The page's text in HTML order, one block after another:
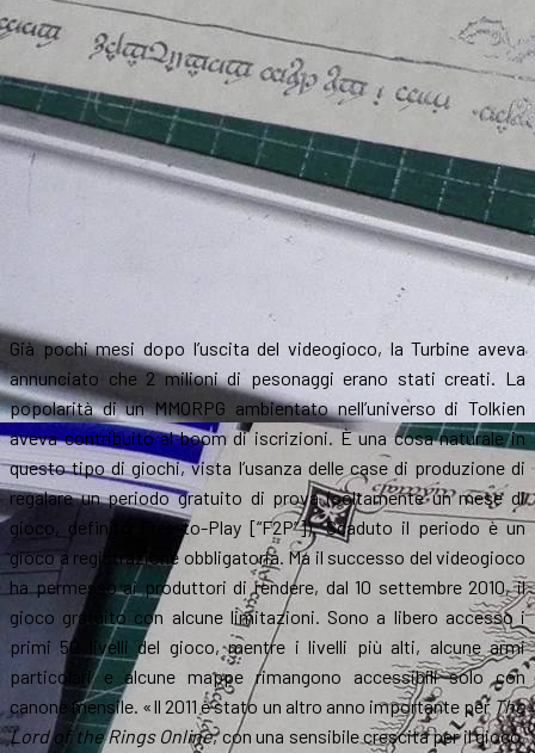
Già pochi mesi dopo l’uscita del videogioco, la Turbine aveva
annunciato che 2 milioni di pesonaggi erano stati creati. La
popolarità di un MMORPG ambientato nell’universo di Tolkien
aveva contribuito al boom di iscrizioni. È una cosa naturale in
questo tipo di giochi, vista l’usanza delle case di produzione di
regalare un periodo gratuito di prova (soltamente un mese di
gioco, definito Free-to-Play [“F2P”]). Scaduto il periodo è un
gioco a registrazione obbligatoria. Ma il successo del videogioco
ha permesso ai produttori di rendere, dal 10 settembre 2010, il
gioco gratuito con alcune limitazioni. Sono a libero accesso i
primi 50 livelli del gioco, mentre i livelli più alti, alcune armi
particolari e alcune mappe rimangono accessibili solo con
canone mensile. «Il 2011 è stato un altro anno importante perThe
Lord of the Rings Online, con una sensibile crescita per il gioco,